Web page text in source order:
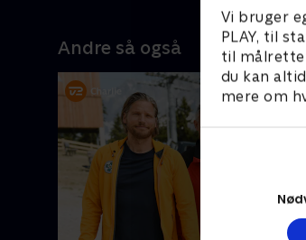
Vi bruger
PLAY, til
til
du kan
mere om
Andre så også